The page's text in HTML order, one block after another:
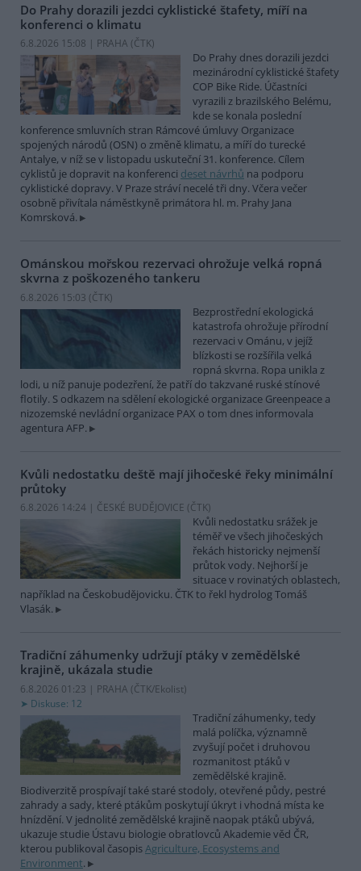
Do Prahy dorazili jezdci cyklistické štafety, míří na
konferenci o klimatu
6.8.2026 15:08 | PRAHA (ČTK)
Do Prahy dnes dorazili jezdci
mezinárodní cyklistické štafety
COP Bike Ride. Účastníci
vyrazili z brazilského Belému,
kde se konala poslední
konference smluvních stran Rámcové úmluvy Organizace
spojených národů (OSN) o změně klimatu, a míří do turecké
Antalye, v níž se v listopadu uskuteční 31. konference. Cílem
cyklistů je dopravit na konferenci deset návrhů na podporu
cyklistické dopravy. V Praze stráví necelé tři dny. Včera večer
osobně přivítala náměstkyně primátora hl. m. Prahy Jana
Komrsková.
Ománskou mořskou rezervaci ohrožuje velká ropná
skvrna z poškozeného tankeru
6.8.2026 15:03 (ČTK)
Bezprostřední ekologická
katastrofa ohrožuje přírodní
rezervaci v Ománu, v jejíž
blízkosti se rozšířila velká
ropná skvrna. Ropa unikla z
lodi, u níž panuje podezření, že patří do takzvané ruské stínové
flotily. S odkazem na sdělení ekologické organizace Greenpeace a
nizozemské nevládní organizace PAX o tom dnes informovala
agentura AFP.
Kvůli nedostatku deště mají jihočeské řeky minimální
průtoky
6.8.2026 14:24 | ČESKÉ BUDĚJOVICE (ČTK)
Kvůli nedostatku srážek je
téměř ve všech jihočeských
řekách historicky nejmenší
průtok vody. Nejhorší je
situace v rovinatých oblastech,
například na Českobudějovicku. ČTK to řekl hydrolog Tomáš
Vlasák.
Tradiční záhumenky udržují ptáky v zemědělské
krajině, ukázala studie
6.8.2026 01:23 | PRAHA (ČTK/Ekolist)
Diskuse: 12
Tradiční záhumenky, tedy
malá políčka, významně
zvyšují počet i druhovou
rozmanitost ptáků v
zemědělské krajině.
Biodiverzitě prospívají také staré stodoly, otevřené půdy, pestré
zahrady a sady, které ptákům poskytují úkryt i vhodná místa ke
hnízdění. V jednolité zemědělské krajině naopak ptáků ubývá,
ukazuje studie Ústavu biologie obratlovců Akademie věd ČR,
kterou publikoval časopisAgriculture, Ecosystems and
Environment.